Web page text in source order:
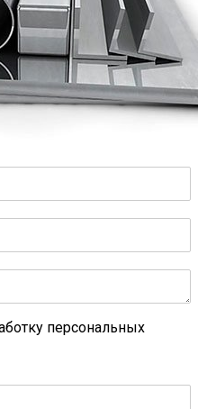
персональных